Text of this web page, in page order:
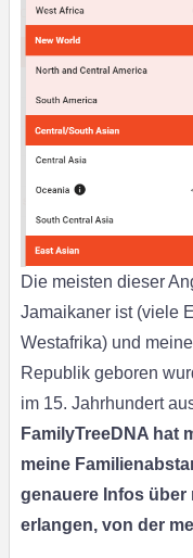
Die meisten dieser
Jamaikaner ist (viele
Westafrika) und
Republik geboren
im 15. Jahrhundert
FamilyTreeDNA hat
meine
genauere Infos über
erlangen, von der